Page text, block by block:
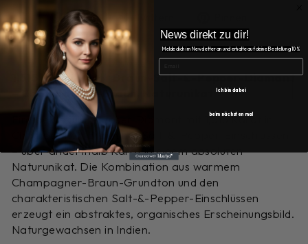
Teilen
Auf
Facebook
teilen
Twitter
twittern
pinnen
1,515 Karat Loser Braun-Salt-&-Pepper-Diamant
– Champagner-Braun, Naturunikat
Ein spektakulärer loser Diamant mit 1,515 Karat in
Champagner-Braun mit Salt-&-Pepper-Einschlüssen
– über anderthalb Karat in einem absoluten
Naturunikat. Die Kombination aus warmem
Champagner-Braun-Grundton und den
charakteristischen Salt-&-Pepper-Einschlüssen
erzeugt ein abstraktes, organisches Erscheinungsbild.
Naturgewachsen in Indien.
News direkt zu dir!
Melde dich im Newsletter an und erhalte auf deine Bestellung 10%
EMAIL
Ich bin dabei
beim nächsten mal